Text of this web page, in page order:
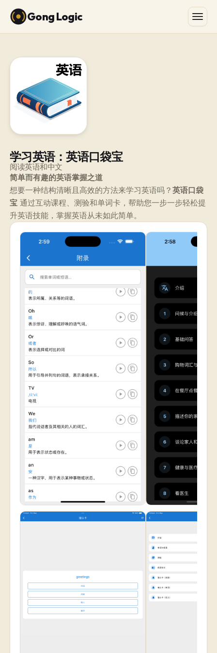
Gong Logic
学习英语：英语口袋宝
阅读英语和中文
简单而有趣的英语掌握之道
想要一种结构清晰且高效的方法来学习英语吗？ 英语口袋
宝 通过互动课程、测验和单词卡，帮助您一步一步轻松提
升英语技能，掌握英语从未如此简单。